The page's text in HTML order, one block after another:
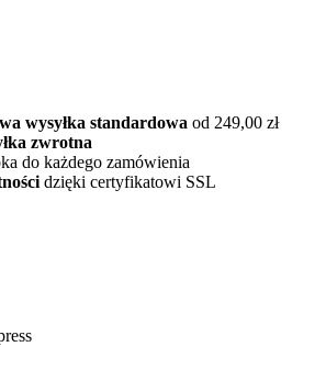
wysyłka standardowa od 249,00 zł
zwrotna
do każdego zamówienia
dzięki certyfikatowi SSL